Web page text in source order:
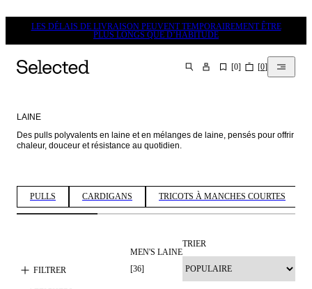
LES DÉLAIS DE LIVRAISON PEUVENT TEMPORAIREMENT ÊTRE
PLUS LONGS QUE D’HABITUDE
CHERCHER [0] [0]
LAINE
Des pulls polyvalents en laine et en mélanges de laine, pensés pour offrir
chaleur, douceur et résistance au quotidien.
PULLS CARDIGANS TRICOTS À MANCHES COURTES
FILTRER
MEN'S LAINE
[36]
TRIER
100 % LAINE